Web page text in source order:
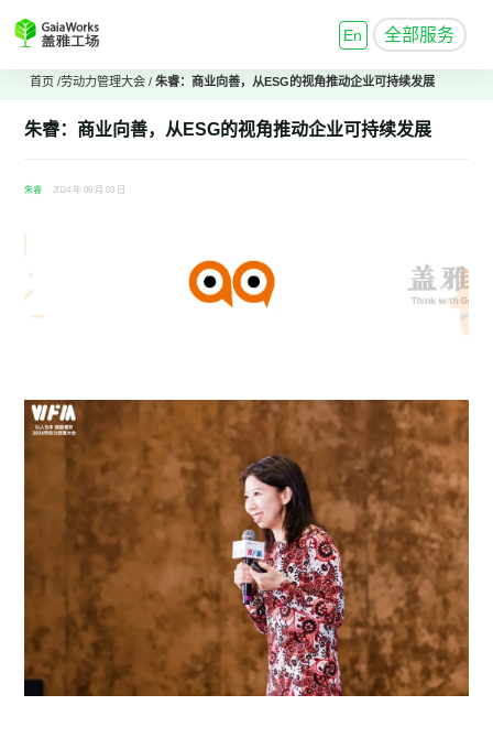
En 全部服务
首页 /劳动力管理大会 /朱睿：商业向善，从ESG的视角推动企业可持续发展
朱睿：商业向善，从ESG的视角推动企业可持续发展
朱睿 2024 年 09 月 03 日